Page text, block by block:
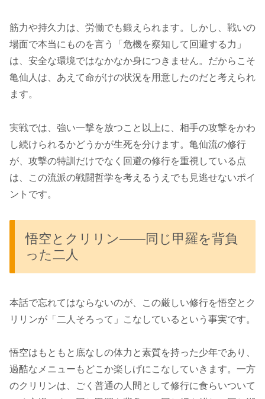
筋力や持久力は、労働でも鍛えられます。しかし、戦いの
場面で本当にものを言う「危機を察知して回避する力」
は、安全な環境ではなかなか身につきません。だからこそ
亀仙人は、あえて命がけの状況を用意したのだと考えられ
ます。
実戦では、強い一撃を放つこと以上に、相手の攻撃をかわ
し続けられるかどうかが生死を分けます。亀仙流の修行
が、攻撃の特訓だけでなく回避の修行を重視している点
は、この流派の戦闘哲学を考えるうえでも見逃せないポイ
ントです。
悟空とクリリン――同じ甲羅を背負
った二人
本話で忘れてはならないのが、この厳しい修行を悟空とク
リリンが「二人そろって」こなしているという事実です。
悟空はもともと底なしの体力と素質を持った少年であり、
過酷なメニューもどこか楽しげにこなしていきます。一方
のクリリンは、ごく普通の人間として修行に食らいついて